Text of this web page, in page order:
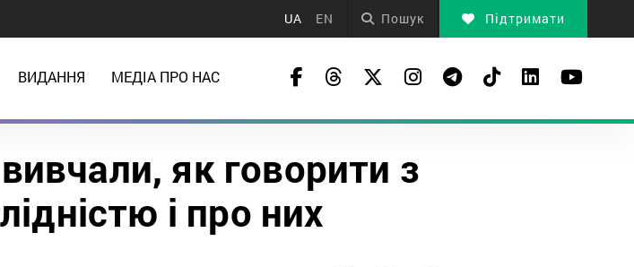
UA EN Пошук Підтримати
ВИДАННЯ МЕДІА ПРО НАС
як говорити з
і про них